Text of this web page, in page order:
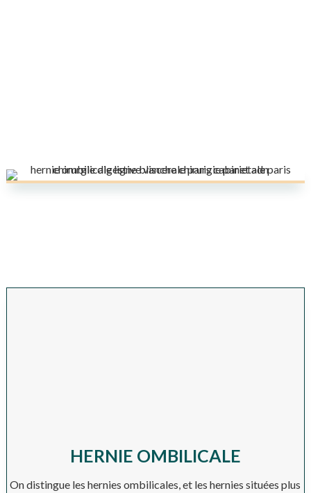
HERNIE OMBILICALE
On distingue les hernies ombilicales, et les hernies situées plus